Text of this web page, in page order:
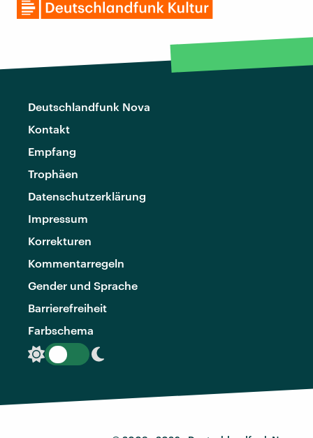
Deutschlandfunk Nova
Kontakt
Empfang
Trophäen
Datenschutzerklärung
Impressum
Korrekturen
Kommentarregeln
Gender und Sprache
Barrierefreiheit
Farbschema